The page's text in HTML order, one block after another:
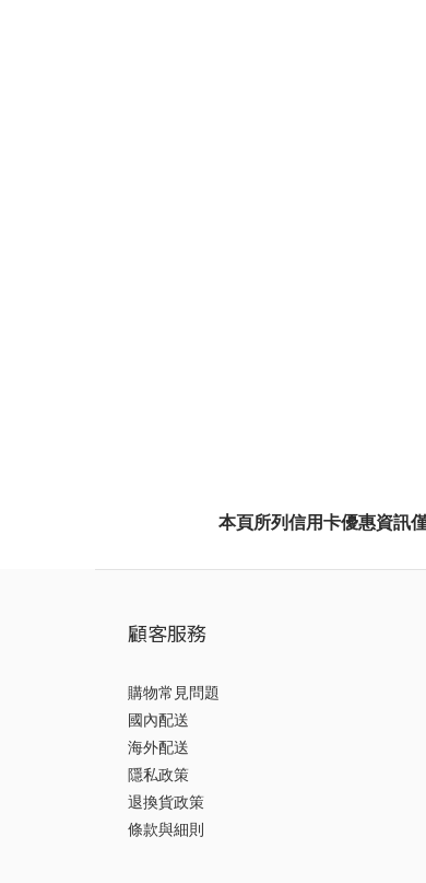
本頁所列信用卡優惠資訊
顧客服務
購物常見問題
國內配送
海外配送
隱私政策
退換貨政策
條款與細則